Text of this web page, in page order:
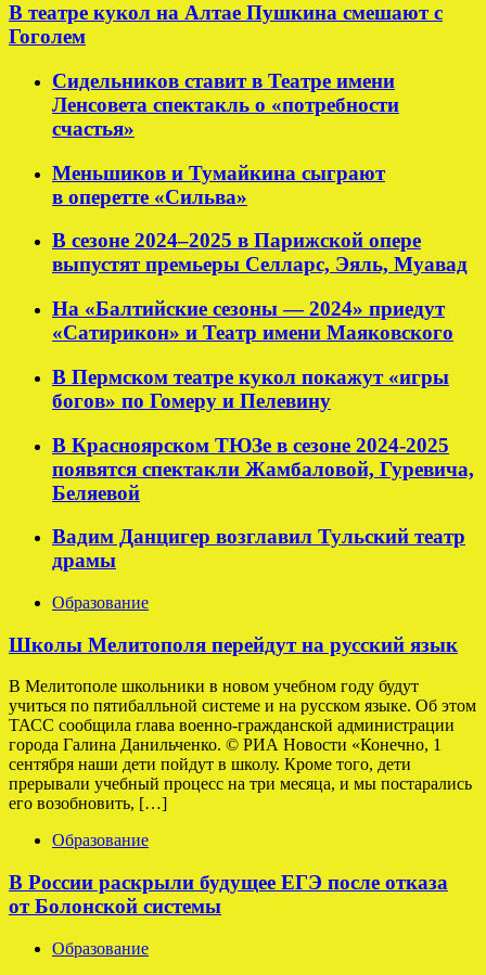
В театре кукол на Алтае Пушкина смешают с
Гоголем
Сидельников ставит в Театре имени
Ленсовета спектакль о «потребности
счастья»
Меньшиков и Тумайкина сыграют
в оперетте «Сильва»
В сезоне 2024–2025 в Парижской опере
выпустят премьеры Селларс, Эяль, Муавад
На «Балтийские сезоны — 2024» приедут
«Сатирикон» и Театр имени Маяковского
В Пермском театре кукол покажут «игры
богов» по Гомеру и Пелевину
В Красноярском ТЮЗе в сезоне 2024-2025
появятся спектакли Жамбаловой, Гуревича,
Беляевой
Вадим Данцигер возглавил Тульский театр
драмы
Образование
Школы Мелитополя перейдут на русский язык
В Мелитополе школьники в новом учебном году будут
учиться по пятибалльной системе и на русском языке. Об этом
ТАСС сообщила глава военно-гражданской администрации
города Галина Данильченко. © РИА Новости «Конечно, 1
сентября наши дети пойдут в школу. Кроме того, дети
прерывали учебный процесс на три месяца, и мы постарались
его возобновить, […]
Образование
В России раскрыли будущее ЕГЭ после отказа
от Болонской системы
Образование